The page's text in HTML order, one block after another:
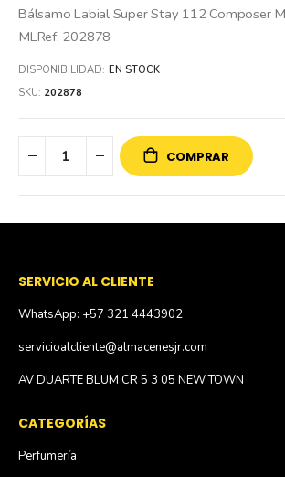
Bálsamo Labial Super Stay 112 Composer
MLRef. 202878
DISPONIBILIDAD: EN STOCK
SKU 202878
COMPRAR
SERVICIO AL CLIENTE
WhatsApp: +57 321 4443902
servicioalcliente@almacenesjr.com
AV DUARTE BLUM CR 5 3 05 NEW TOWN
CATEGORÍAS
Perfumería